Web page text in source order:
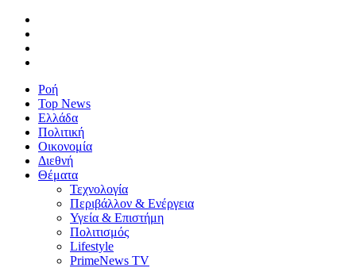
Ροή
Top News
Ελλάδα
Πολιτική
Οικονομία
Διεθνή
Θέματα
Τεχνολογία
Περιβάλλον & Ενέργεια
Υγεία & Επιστήμη
Πολιτισμός
Lifestyle
PrimeNews TV